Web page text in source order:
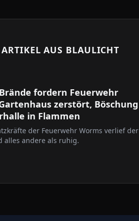
AUS BLAULICHT
fordern Feuerwehr
zerstört, Böschung
in Flammen
der Feuerwehr Worms verlief der
alles andere als ruhig.